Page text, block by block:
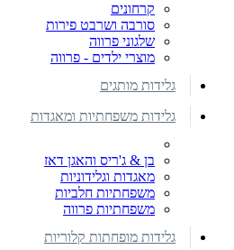
קרחונים
סורבה ושרבט פירות
שלגוני פרווה
מוצרי ילדים - פרווה
גלידות מותגים
גלידות משפחתיות ומאגדות
בן & ג'ריס והאגן דאז
מאגדות וגלידוניות
משפחתיות חלביות
משפחתיות פרווה
גלידות מופחתות קלוריות